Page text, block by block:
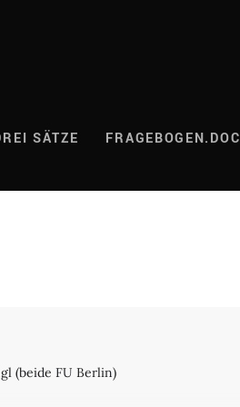
SÄTZE FRAGEBOGEN.DOC
(beide FU Berlin)